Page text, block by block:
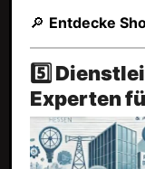
🔎 Entdecke
5️⃣
Experten